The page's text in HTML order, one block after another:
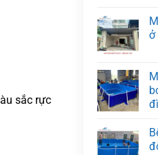
sắc rực
ở